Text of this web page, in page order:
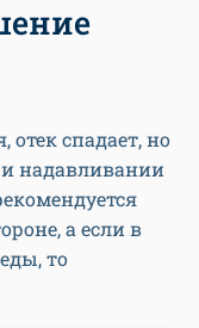
отек спадает, но
надавливании
а если в
то